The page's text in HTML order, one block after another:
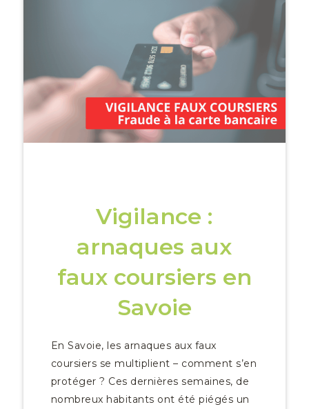
Vigilance :
arnaques aux
faux coursiers en
Savoie
En Savoie, les arnaques aux faux
coursiers se multiplient – comment s’en
protéger ? Ces dernières semaines, de
nombreux habitants ont été piégés un